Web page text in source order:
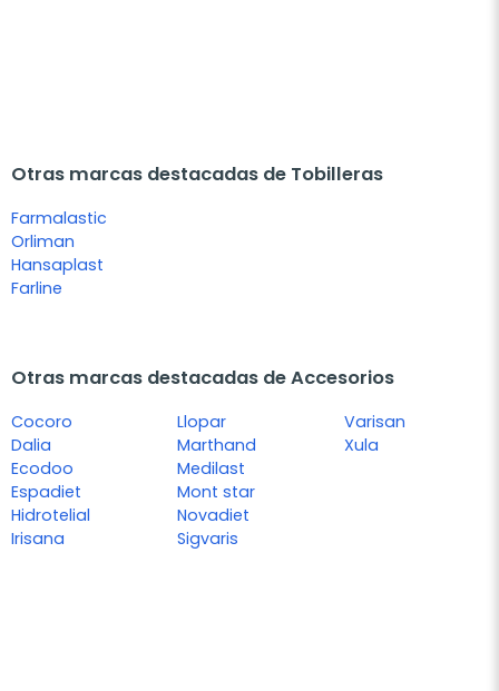
Otras marcas destacadas de Tobilleras
Farmalastic
Orliman
Hansaplast
Farline
Otras marcas destacadas de Accesorios
Cocoro
Dalia
Ecodoo
Espadiet
Hidrotelial
Irisana
Llopar
Marthand
Medilast
Mont star
Novadiet
Sigvaris
Varisan
Xula